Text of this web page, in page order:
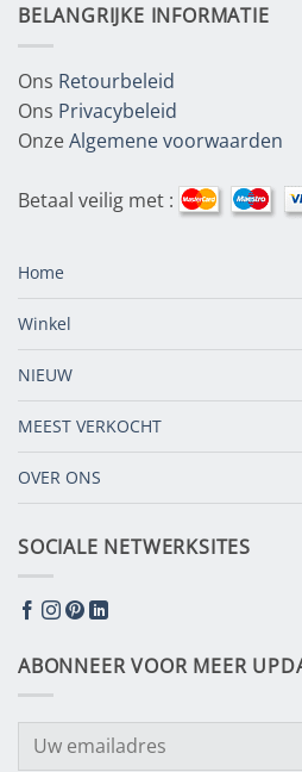
BELANGRIJKE INFORMATIE
Ons Retourbeleid
Ons Privacybeleid
OnzeAlgemene voorwaarden
Betaal veilig met :
Home
Winkel
NIEUW
MEEST VERKOCHT
OVER ONS
SOCIALE NETWERKSITES
ABONNEER VOOR MEER